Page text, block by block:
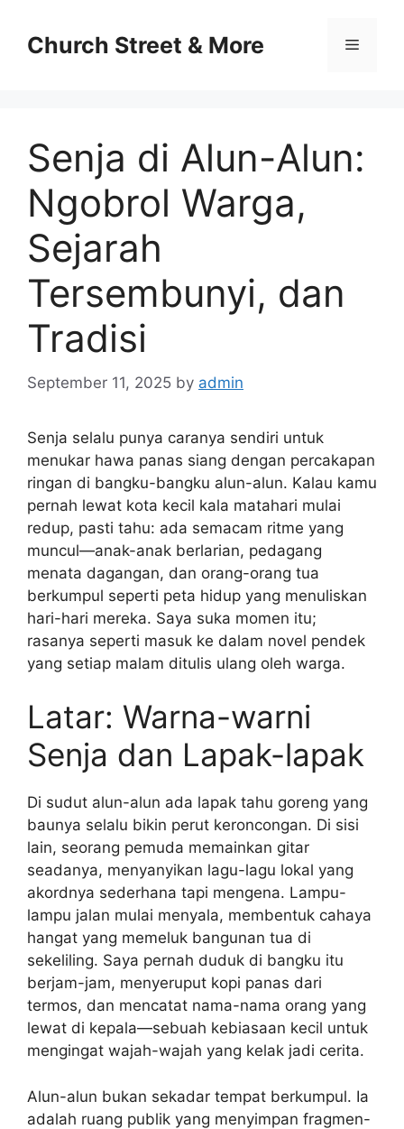
contentChurch Street & More Menu
Senja di Alun-Alun:
Ngobrol Warga,
Sejarah
Tersembunyi, dan
Tradisi
September 11, 2025 by admin
Senja selalu punya caranya sendiri untuk
menukar hawa panas siang dengan percakapan
ringan di bangku-bangku alun-alun. Kalau kamu
pernah lewat kota kecil kala matahari mulai
redup, pasti tahu: ada semacam ritme yang
muncul—anak-anak berlarian, pedagang
menata dagangan, dan orang-orang tua
berkumpul seperti peta hidup yang menuliskan
hari-hari mereka. Saya suka momen itu;
rasanya seperti masuk ke dalam novel pendek
yang setiap malam ditulis ulang oleh warga.
Latar: Warna-warni
Senja dan Lapak-lapak
Di sudut alun-alun ada lapak tahu goreng yang
baunya selalu bikin perut keroncongan. Di sisi
lain, seorang pemuda memainkan gitar
seadanya, menyanyikan lagu-lagu lokal yang
akordnya sederhana tapi mengena. Lampu-
lampu jalan mulai menyala, membentuk cahaya
hangat yang memeluk bangunan tua di
sekeliling. Saya pernah duduk di bangku itu
berjam-jam, menyeruput kopi panas dari
termos, dan mencatat nama-nama orang yang
lewat di kepala—sebuah kebiasaan kecil untuk
mengingat wajah-wajah yang kelak jadi cerita.
Alun-alun bukan sekadar tempat berkumpul. Ia
adalah ruang publik yang menyimpan fragmen-